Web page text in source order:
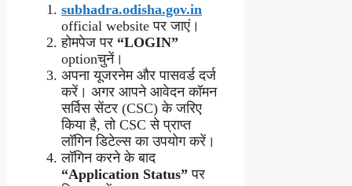
subhadra.odisha.gov.in
official website पर जाएं।
होमपेज पर “LOGIN”
optionचुनें।
अपना यूजरनेम और पासवर्ड दर्ज
करें। अगर आपने आवेदन कॉमन
सर्विस सेंटर (CSC) के जरिए
किया है, तो CSC से प्राप्त
लॉगिन डिटेल्स का उपयोग करें।
लॉगिन करने के बाद
“Application Status” पर